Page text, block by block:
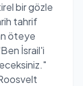
bir gözle
tahrif
öteye
İsrail'i